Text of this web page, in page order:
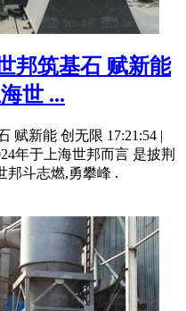
邦筑基石 赋新能
世 ...
赋新能 创无限 17:21:54 |
年于上海世邦而言 是披荆
邦斗志燃,勇攀峰 .